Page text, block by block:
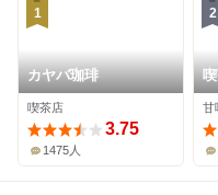
1
カヤバ珈琲
喫茶店
3.75
1475人
2
甘